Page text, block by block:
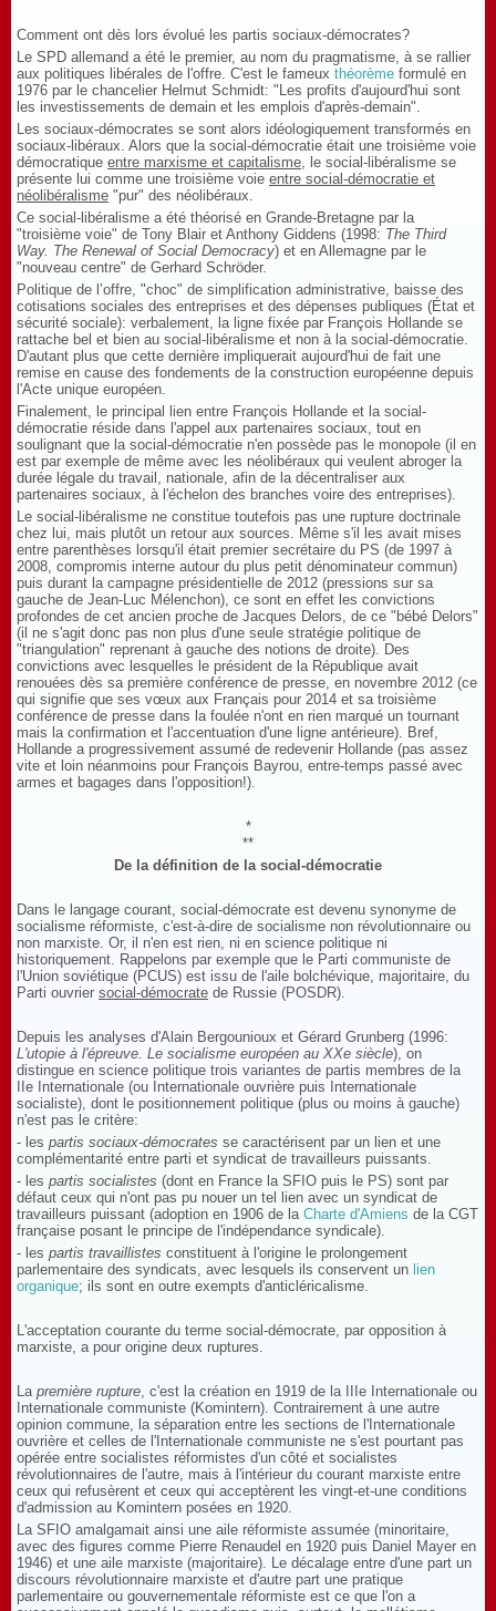
Comment ont dès lors évolué les partis sociaux-démocrates?
Le SPD allemand a été le premier, au nom du pragmatisme, à se rallier
aux politiques libérales de l'offre. C'est le fameux théorème formulé en
1976 par le chancelier Helmut Schmidt: "Les profits d'aujourd'hui sont
les investissements de demain et les emplois d'après-demain".
Les sociaux-démocrates se sont alors idéologiquement transformés en
sociaux-libéraux. Alors que la social-démocratie était une troisième voie
démocratique entre marxisme et capitalisme, le social-libéralisme se
présente lui comme une troisième voie entre social-démocratie et
néolibéralisme "pur" des néolibéraux.
Ce social-libéralisme a été théorisé en Grande-Bretagne par la
"troisième voie" de Tony Blair et Anthony Giddens (1998: The Third
Way. The Renewal of Social Democracy) et en Allemagne par le
"nouveau centre" de Gerhard Schröder.
Politique de l’offre, "choc" de simplification administrative, baisse des
cotisations sociales des entreprises et des dépenses publiques (État et
sécurité sociale): verbalement, la ligne fixée par François Hollande se
rattache bel et bien au social-libéralisme et non à la social-démocratie.
D'autant plus que cette dernière impliquerait aujourd'hui de fait une
remise en cause des fondements de la construction européenne depuis
l'Acte unique européen.
Finalement, le principal lien entre François Hollande et la social-
démocratie réside dans l'appel aux partenaires sociaux, tout en
soulignant que la social-démocratie n'en possède pas le monopole (il en
est par exemple de même avec les néolibéraux qui veulent abroger la
durée légale du travail, nationale, afin de la décentraliser aux
partenaires sociaux, à l'échelon des branches voire des entreprises).
Le social-libéralisme ne constitue toutefois pas une rupture doctrinale
chez lui, mais plutôt un retour aux sources. Même s'il les avait mises
entre parenthèses lorsqu'il était premier secrétaire du PS (de 1997 à
2008, compromis interne autour du plus petit dénominateur commun)
puis durant la campagne présidentielle de 2012 (pressions sur sa
gauche de Jean-Luc Mélenchon), ce sont en effet les convictions
profondes de cet ancien proche de Jacques Delors, de ce "bébé Delors"
(il ne s'agit donc pas non plus d'une seule stratégie politique de
"triangulation" reprenant à gauche des notions de droite). Des
convictions avec lesquelles le président de la République avait
renouées dès sa première conférence de presse, en novembre 2012 (ce
qui signifie que ses vœux aux Français pour 2014 et sa troisième
conférence de presse dans la foulée n'ont en rien marqué un tournant
mais la confirmation et l'accentuation d'une ligne antérieure). Bref,
Hollande a progressivement assumé de redevenir Hollande (pas assez
vite et loin néanmoins pour François Bayrou, entre-temps passé avec
armes et bagages dans l'opposition!).
*
**
De la définition de la social-démocratie
Dans le langage courant, social-démocrate est devenu synonyme de
socialisme réformiste, c'est-à-dire de socialisme non révolutionnaire ou
non marxiste. Or, il n'en est rien, ni en science politique ni
historiquement. Rappelons par exemple que le Parti communiste de
l'Union soviétique (PCUS) est issu de l'aile bolchévique, majoritaire, du
Parti ouvrier social-démocrate de Russie (POSDR).
Depuis les analyses d'Alain Bergounioux et Gérard Grunberg (1996:
L'utopie à l'épreuve. Le socialisme européen au XXe siècle), on
distingue en science politique trois variantes de partis membres de la
IIe Internationale (ou Internationale ouvrière puis Internationale
socialiste), dont le positionnement politique (plus ou moins à gauche)
n'est pas le critère:
- les partis sociaux-démocrates se caractérisent par un lien et une
complémentarité entre parti et syndicat de travailleurs puissants.
- les partis socialistes (dont en France la SFIO puis le PS) sont par
défaut ceux qui n'ont pas pu nouer un tel lien avec un syndicat de
travailleurs puissant (adoption en 1906 de la Charte d'Amiens de la CGT
française posant le principe de l'indépendance syndicale).
- les partis travaillistes constituent à l'origine le prolongement
parlementaire des syndicats, avec lesquels ils conservent un lien
organique; ils sont en outre exempts d'anticléricalisme.
L'acceptation courante du terme social-démocrate, par opposition à
marxiste, a pour origine deux ruptures.
La première rupture, c'est la création en 1919 de la IIIe Internationale ou
Internationale communiste (Komintern). Contrairement à une autre
opinion commune, la séparation entre les sections de l'Internationale
ouvrière et celles de l'Internationale communiste ne s'est pourtant pas
opérée entre socialistes réformistes d'un côté et socialistes
révolutionnaires de l'autre, mais à l'intérieur du courant marxiste entre
ceux qui refusèrent et ceux qui acceptèrent les vingt-et-une conditions
d'admission au Komintern posées en 1920.
La SFIO amalgamait ainsi une aile réformiste assumée (minoritaire,
avec des figures comme Pierre Renaudel en 1920 puis Daniel Mayer en
1946) et une aile marxiste (majoritaire). Le décalage entre d'une part un
discours révolutionnaire marxiste et d'autre part une pratique
parlementaire ou gouvernementale réformiste est ce que l'on a